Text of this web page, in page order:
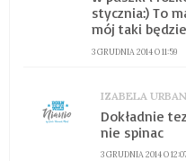
3 GRUDNIA 2014 O 11:59
stycznia:) To
mój taki
IZABELA
3 GRUDNIA 2014 O
Dokładnie
nie spinac